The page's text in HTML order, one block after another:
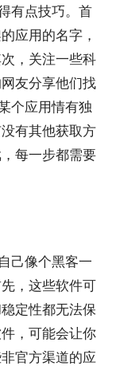
有点技巧。首
应用的名字，
，关注一些科
友分享他们找
个应用情有独
有其他获取方
每一步都需要
己像个黑客一
，这些软件可
定性都无法保
，可能会让你
官方渠道的应